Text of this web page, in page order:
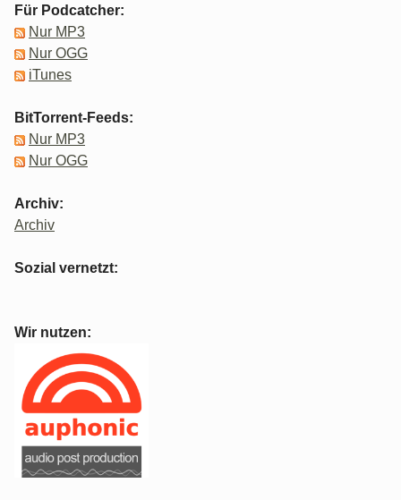
Für Podcatcher:
Nur MP3
Nur OGG
iTunes
BitTorrent-Feeds:
Nur MP3
Nur OGG
Archiv:
Archiv
Sozial vernetzt:
Wir nutzen: